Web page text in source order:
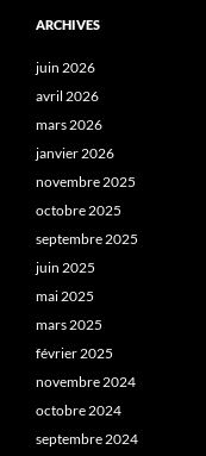
ARCHIVES
juin 2026
avril 2026
mars 2026
janvier 2026
novembre 2025
octobre 2025
septembre 2025
juin 2025
mai 2025
mars 2025
février 2025
novembre 2024
octobre 2024
septembre 2024